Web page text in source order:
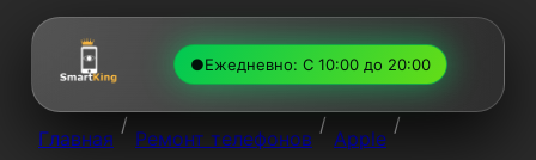
●Ежедневно: С 10:00 до 20:00
Главная
/
Ремонт телефонов
/
Apple
/